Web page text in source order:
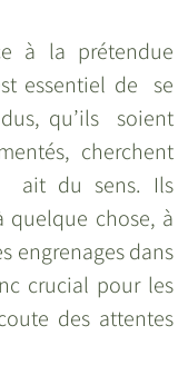
à la prétendue
essentiel de  se
qu’ils  soient
cherchent
ait du sens. Ils
quelque chose, à
engrenages dans
crucial pour les
des attentes